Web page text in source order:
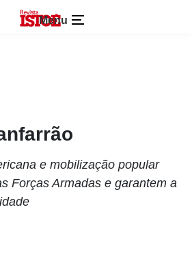
Menu
e mobilização popular
Forças Armadas e garantem a